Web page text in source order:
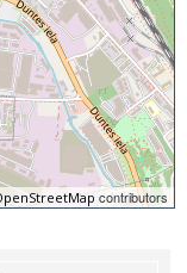
contributors